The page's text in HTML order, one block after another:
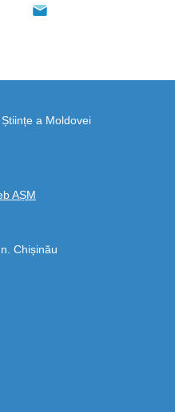
a Moldovei
AȘM
Chișinău